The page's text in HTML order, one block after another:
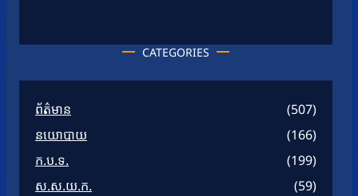
CATEGORIES
ព័ត៌មាន
(507)
នយោបាយ
(166)
ក.ប.ទ.
(199)
ស.ស.យ.ក.
(59)